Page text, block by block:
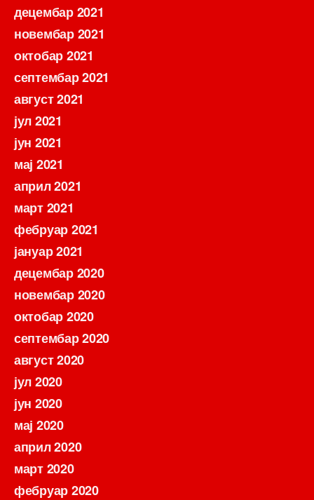
децембар 2021
новембар 2021
октобар 2021
септембар 2021
август 2021
јул 2021
јун 2021
мај 2021
април 2021
март 2021
фебруар 2021
јануар 2021
децембар 2020
новембар 2020
октобар 2020
септембар 2020
август 2020
јул 2020
јун 2020
мај 2020
април 2020
март 2020
фебруар 2020